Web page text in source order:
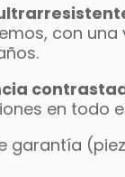
con una
en todo
garantía